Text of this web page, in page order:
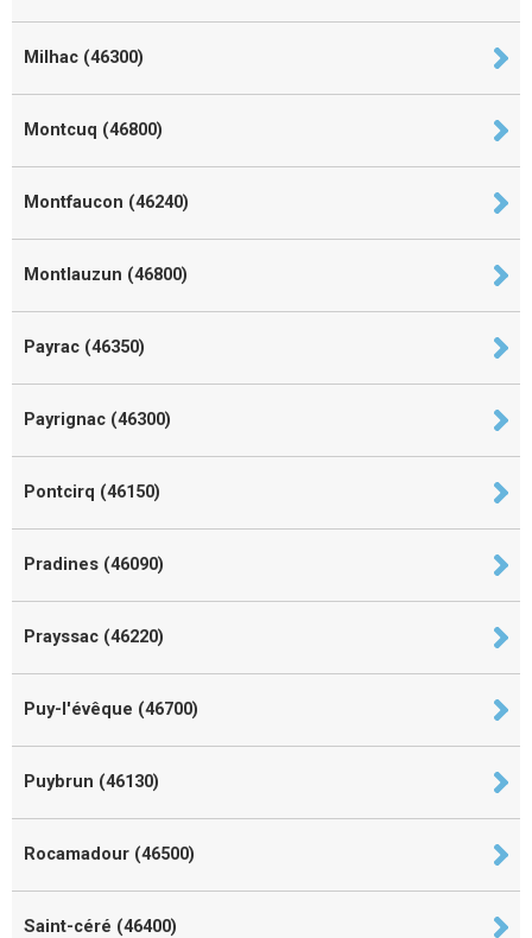
Milhac (46300)
Montcuq (46800)
Montfaucon (46240)
Montlauzun (46800)
Payrac (46350)
Payrignac (46300)
Pontcirq (46150)
Pradines (46090)
Prayssac (46220)
Puy-l'évêque (46700)
Puybrun (46130)
Rocamadour (46500)
Saint-céré (46400)